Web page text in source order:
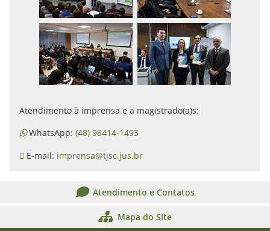
Atendimento à imprensa e a magistrado(a)s:
WhatsApp: (48) 98414-1493
E-mail: imprensa@tjsc.jus.br
Atendimento e Contatos
Mapa do Site